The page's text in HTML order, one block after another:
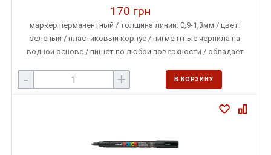
170 грн
маркер перманентный / толщина линии: 0,9-1,3мм / цвет:
зеленый / пластиковый корпус / пигментные чернила на
водной основе / пишет по любой поверхности / обладает
- + В КОРЗИНУ